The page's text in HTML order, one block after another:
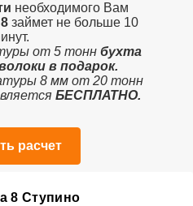
необходимого Вам
займет не больше 10
от 5 тонн бухта
в подарок.
8 мм от 20 тонн
БЕСПЛАТНО.
расчет
8 Ступино